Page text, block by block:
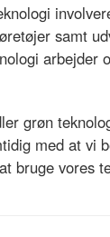
samt
arbejder
grøn
med at vi
bruge vores